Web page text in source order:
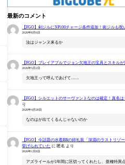
最新のコメント
【FGO】剣ジルにNP100チャージ条件追加！術ジルも
2026年8月6日
汝はジャンヌ来るか
【FGO】プレイアブルでジョン欠地王の宝具とスキルが
2026年5月2日
欠地王って呼んであげて……
【FGO】シルエットのサーヴァントなのは確定！真名
り
2026年4月28日
なのはが出てくるんじゃないのか
【FGO】今話題の水着BBの絆礼装「深淵のラストリ
挙げられていた に 匿名 より
2026年1月8日
アズライールが1年間に区切ってくれたし、亜種特異